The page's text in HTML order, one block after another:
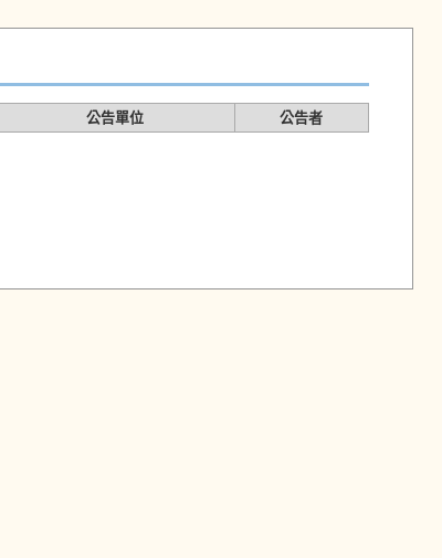
公告單位 公告者